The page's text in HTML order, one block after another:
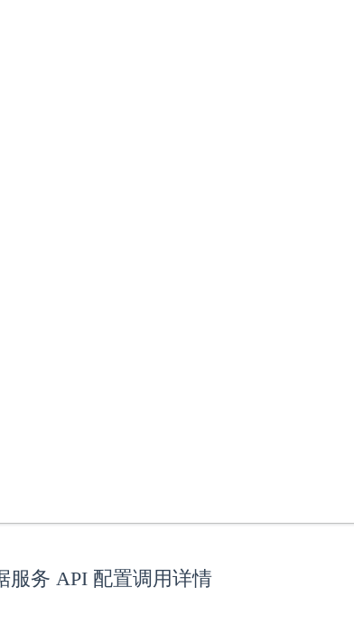
服务 API 配置调用详情